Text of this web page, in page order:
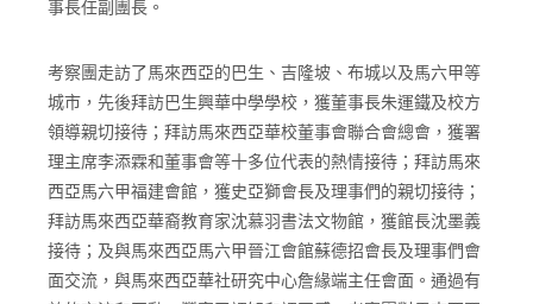
長鍾春暉常務理事，澳門大學澳門研究中心主任林玉鳳副理
考察團走訪了馬來西亞的巴生、吉隆坡、布城以及馬六甲等
城市，先後拜訪巴生興華中學學校，獲董事長朱運鐵及校方
領導親切接待；拜訪馬來西亞華校董事會聯合會總會，獲署
理主席李添霖和董事會等十多位代表的熱情接待；拜訪馬來
西亞馬六甲福建會館，獲史亞獅會長及理事們的親切接待；
拜訪馬來西亞華裔教育家沈慕羽書法文物館，獲館長沈墨義
接待；及與馬來西亞馬六甲晉江會館蘇德招會長及理事們會